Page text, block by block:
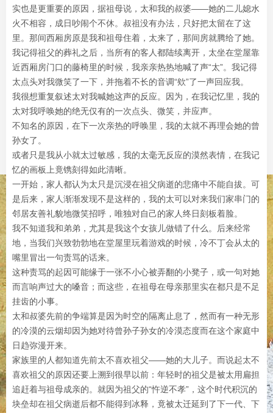
实也是更重要的原因，据祖母说，太和我的叔婆——她的二儿媳水
火不相容，成日吵闹个不休。叔祖没有办法，只好把太留在了这
里。那间西厢房原是我和祖母住着，太来了，那间房就腾给了她。
我记得祖父的葬礼之后，当所有的客人都陆续离开，太坐在堂屋靠
近西厢房门口的藤椅里的时候，我亲亲热热地喊了声“太”。我记得
太点头对我微笑了一下，并拖着不长的音调“欸”了一声回应我。
我很想重复叙述太对我喊她这声的反应。因为，在我记忆里，我的
太对我呼唤她的绝无仅有的一次点头、微笑，并应声。
不知名的原因，在下一次亲热的呼唤里，我的太就不再理会她的曾
孙女了。
或者只是我从小就太过敏感，我的太毫无反应的漠然表情，在我记
忆的画板上竟镌刻得如此清晰。
一开始，家人都认为太只是沉浸在祖父病逝的悲痛中不能自拔。可
是后来，家人渐渐发现不是这样的，我的太可以对来我们家串门的
邻居友善礼貌地微笑招呼，唯独对自己的家人终日刻板着脸。
我不知道我和弟弟，尤其是我这个女孩儿做错了什么。后来经常
地，当我们兴致勃勃地在堂屋里玩着游戏的时候，冷不丁会从太的
嘴里冒出一句责骂的话来。
这种责骂的起因可能缘于一张不小心被弄翻的小凳子，或一句对她
而言响声过大的嗓音；而这些，在祖母在母亲那里实在都只是不足
挂齿的小事。
太和叔婆先前的争端算是因为时空的隔离止息了，然而有一种无形
的冷漠的云烟却因为她对待曾孙子孙女的冷漠态度而在这个家庭中
日趋弥漫开来。
家族里的人都知道先前太不喜欢祖父——她的大儿子。而说起太不
喜欢祖父的原因还要上溯到很早以前：年轻时的祖父是被太用扁担
追赶着与祖母成亲的。就因为祖父的“忤逆不孝”，这个时代积沉的
块垒却在祖父病逝后都不能得到冰释，竟被太迁延到了下一代、下